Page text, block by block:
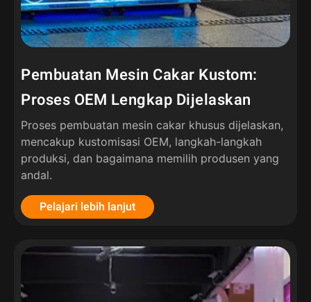
Pembuatan Mesin Cakar Kustom:
Proses OEM Lengkap Dijelaskan
Proses pembuatan mesin cakar khusus dijelaskan,
mencakup kustomisasi OEM, langkah-langkah
produksi, dan bagaimana memilih produsen yang
andal.
Pelajari lebih lanjut